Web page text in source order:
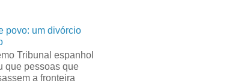
povo: um divórcio
Tribunal espanhol
que pessoas que
a fronteira